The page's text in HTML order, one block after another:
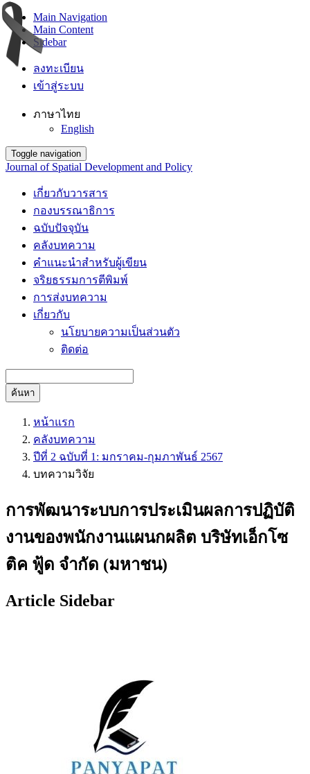
Main Navigation
Main Content
Sidebar
ลงทะเบียน
เข้าสู่ระบบ
ภาษาไทย
English
Toggle navigation
Journal of Spatial Development and Policy
เกี่ยวกับวารสาร
กองบรรณาธิการ
ฉบับปัจจุบัน
คลังบทความ
คำแนะนำสำหรับผู้เขียน
จริยธรรมการตีพิมพ์
การส่งบทความ
เกี่ยวกับ
นโยบายความเป็นส่วนตัว
ติดต่อ
ค้นหา
หน้าแรก
คลังบทความ
ปีที่ 2 ฉบับที่ 1: มกราคม-กุมภาพันธ์ 2567
บทความวิจัย
การพัฒนาระบบการประเมินผลการปฏิบัติ
งานของพนักงานแผนกผลิต บริษัทเอ็กโซ
ติค ฟู้ด จำกัด (มหาชน)
Article Sidebar